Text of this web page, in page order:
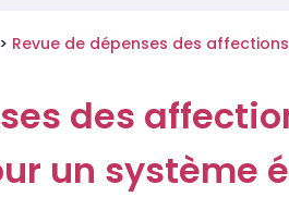
> Revue de dépenses des
des
un système